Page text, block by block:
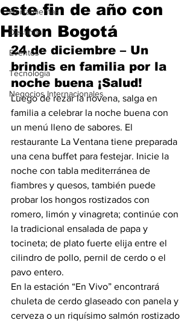
Herramientas
Destinos
Eventos
Tecnología
Negocios Internacionales
este fin de año con
Hilton Bogotá
24 de diciembre – Un
brindis en familia por la
noche buena ¡Salud!
Luego de rezar la novena, salga en
familia a celebrar la noche buena con
un menú lleno de sabores. El
restaurante La Ventana tiene preparada
una cena buffet para festejar. Inicie la
noche con tabla mediterránea de
fiambres y quesos, también puede
probar los hongos rostizados con
romero, limón y vinagreta; continúe con
la tradicional ensalada de papa y
tocineta; de plato fuerte elija entre el
cilindro de pollo, pernil de cerdo o el
pavo entero.
En la estación “En Vivo” encontrará
chuleta de cerdo glaseado con panela y
cerveza o un riquísimo salmón rostizado